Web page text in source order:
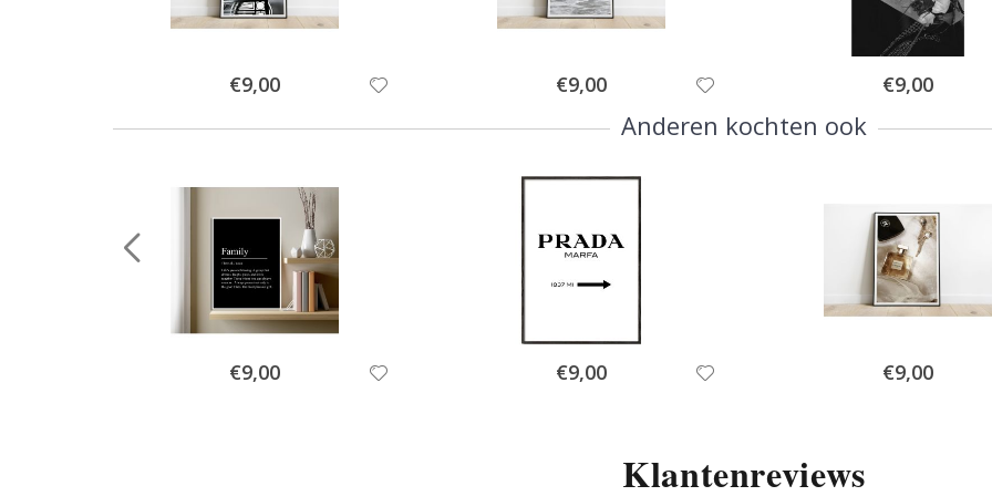
Special
Price
€9,00 Special
Price
€9,00 Special
Price
€9,00
Anderen kochten ook
Special
Price
€9,00 Special
Price
€9,00 Special
Price
€9,00
Klantenreviews